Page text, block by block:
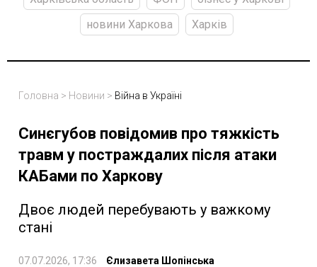
новини Харкова
Харків
Головна > Новини > Війна в Україні
Синєгубов повідомив про тяжкість
травм у постраждалих після атаки
КАБами по Харкову
Двоє людей перебувають у важкому
стані
07.07.2026, 17:36 Єлизавета Шопінська